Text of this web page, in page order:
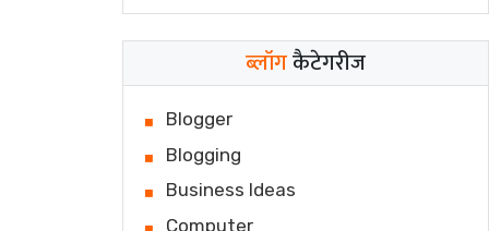
ब्लॉगकैटेगरीज
Blogger
Blogging
Business Ideas
Computer